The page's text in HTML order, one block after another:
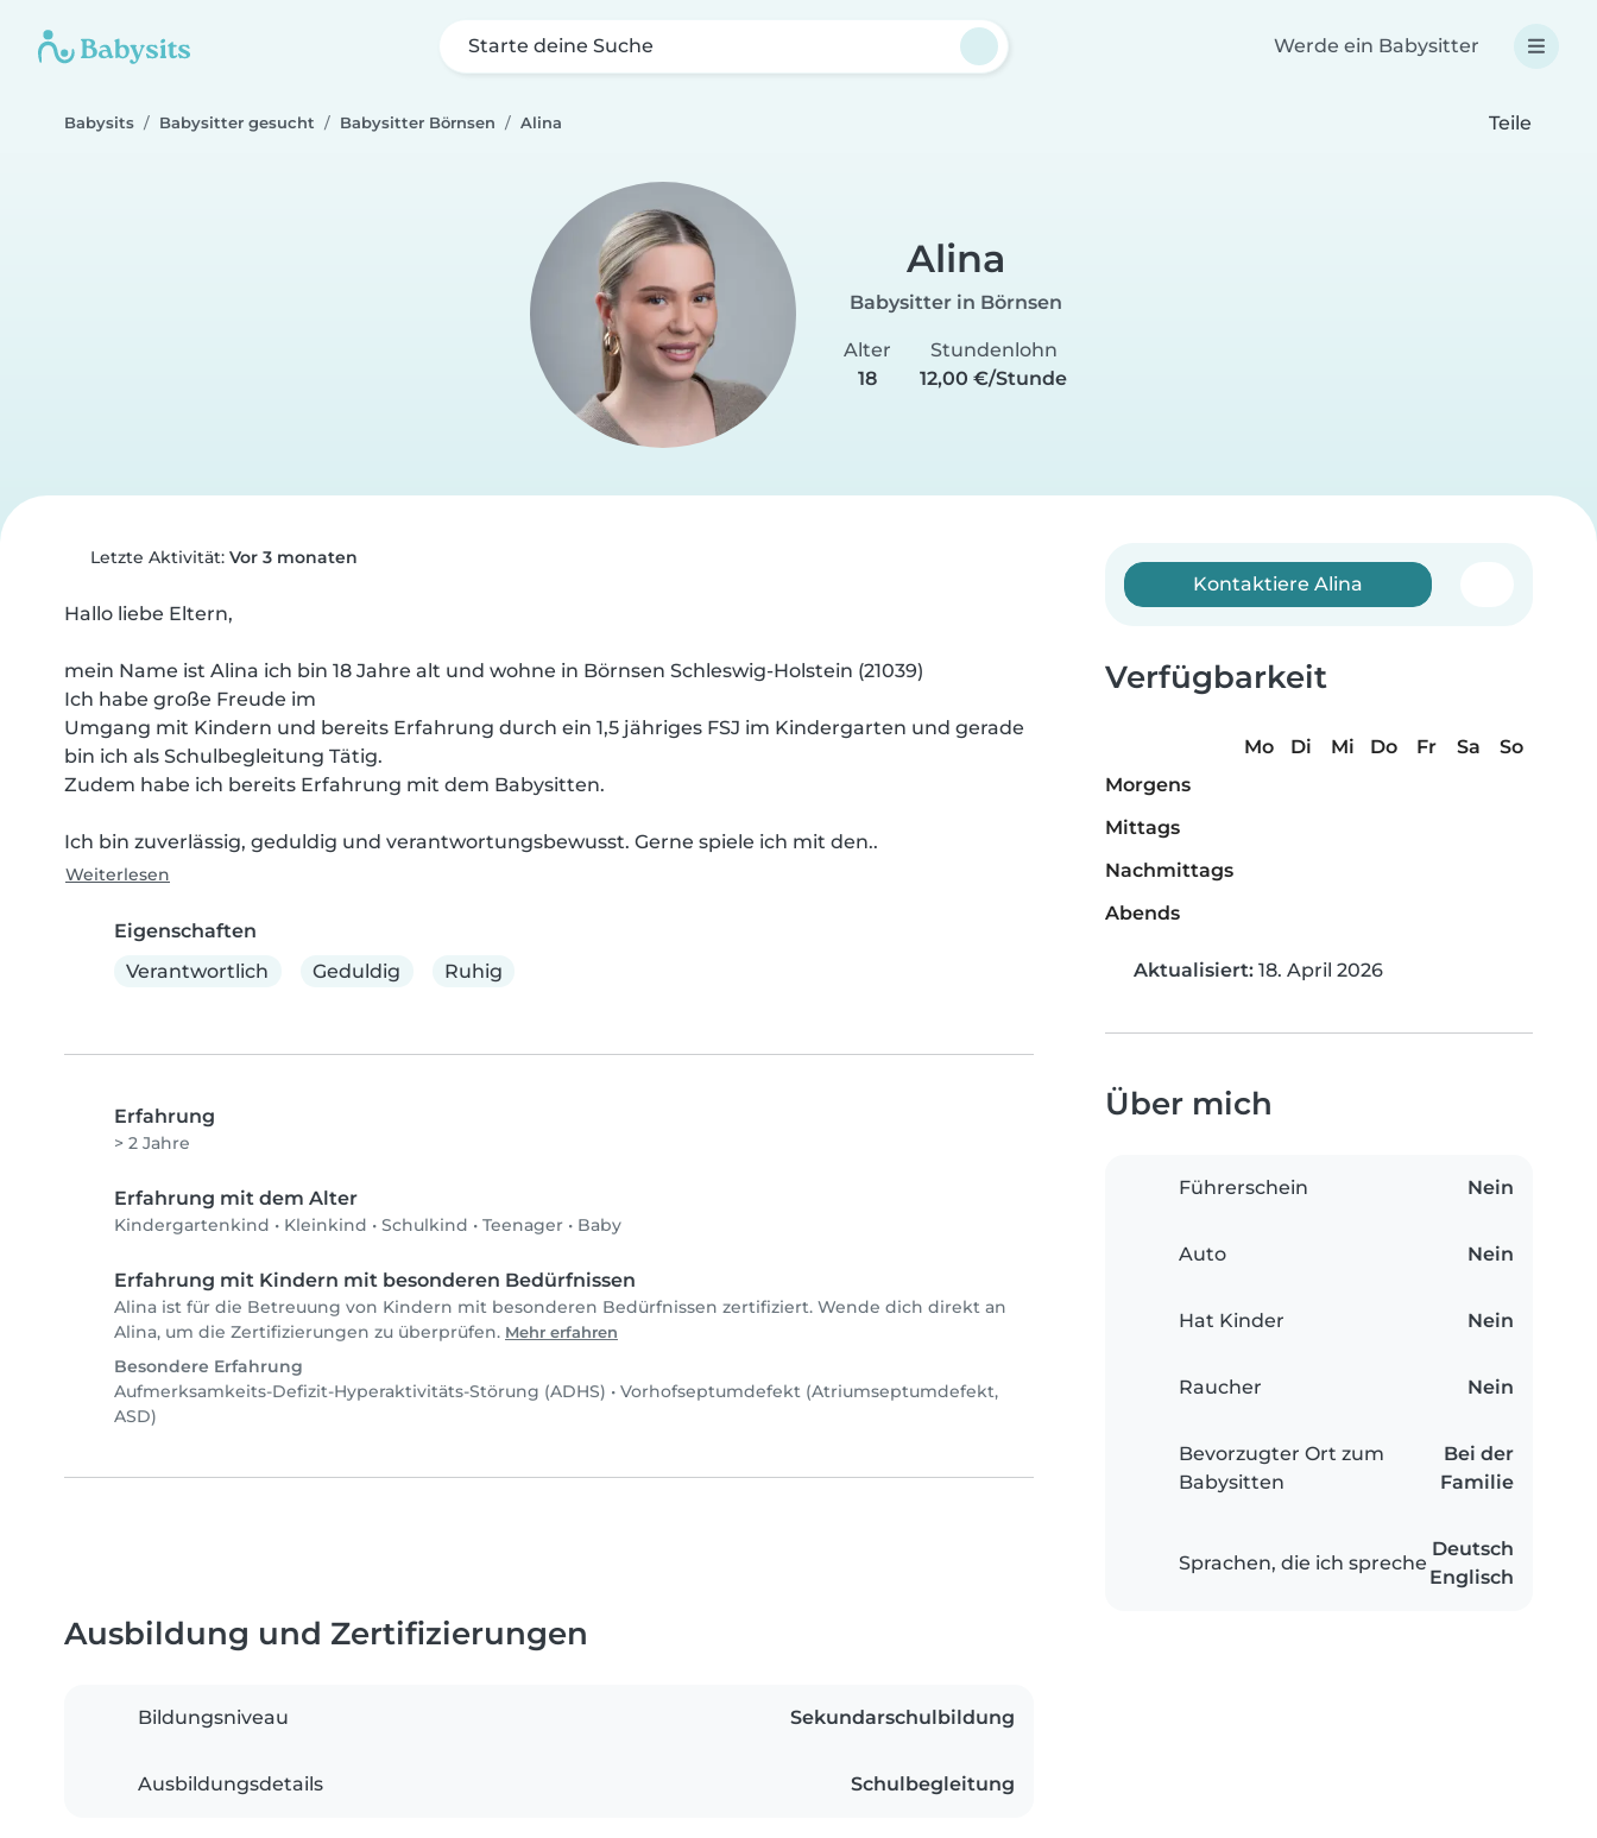
Starte deine Suche Werde ein Babysitter
Babysits Babysitter gesucht Babysitter Börnsen Alina Teile
Alina
Babysitter in Börnsen
Alter
18
Stundenlohn
12,00 €/Stunde
Letzte Aktivität: Vor 3 monaten
Hallo liebe Eltern,
mein Name ist Alina ich bin 18 Jahre alt und wohne in Börnsen Schleswig-Holstein (21039)
Ich habe große Freude im
Umgang mit Kindern und bereits Erfahrung durch ein 1,5 jähriges FSJ im Kindergarten und gerade
bin ich als Schulbegleitung Tätig.
Zudem habe ich bereits Erfahrung mit dem Babysitten.
Ich bin zuverlässig, geduldig und verantwortungsbewusst. Gerne spiele ich mit den..
Weiterlesen
Eigenschaften
Verantwortlich
Geduldig Ruhig
Erfahrung
> 2 Jahre
Erfahrung mit dem Alter
Kindergartenkind • Kleinkind • Schulkind • Teenager • Baby
Erfahrung mit Kindern mit besonderen Bedürfnissen
Alina ist für die Betreuung von Kindern mit besonderen Bedürfnissen zertifiziert. Wende dich direkt an
Alina, um die Zertifizierungen zu überprüfen. Mehr erfahren
Besondere Erfahrung
Aufmerksamkeits-Defizit-Hyperaktivitäts-Störung (ADHS) • Vorhofseptumdefekt (Atriumseptumdefekt,
ASD)
Kontaktiere Alina
Verfügbarkeit
Mo Di Mi Do Fr Sa
So
Morgens
Mittags
Nachmittags
Abends
Aktualisiert: 18. April 2026
Über mich
Führerschein Nein
Auto Nein
Hat Kinder Nein
Raucher Nein
Bevorzugter Ort zum
Babysitten
Bei der
Familie
Sprachen, die ich spreche
Deutsch
Englisch
Ausbildung und Zertifizierungen
Bildungsniveau Sekundarschulbildung
Ausbildungsdetails Schulbegleitung